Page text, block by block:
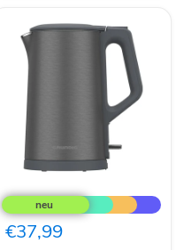
WK
7340
Dark
Inox
€37,99